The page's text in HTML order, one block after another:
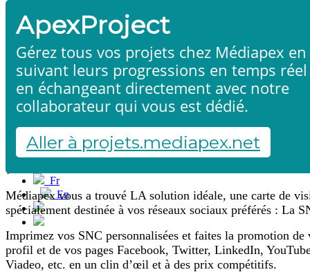
Accueil
Références
Contact
Fr
En
Français
Social Network Cards
Envie de communiquer sur votre présence sur les réseaux
?
Médiapex vous a trouvé LA solution idéale, une carte de
spécialement destinée à vos réseaux sociaux préférés : La
Imprimez vos SNC personnalisées et faites la promotion de
profil et de vos pages Facebook, Twitter, LinkedIn,
Viadeo, etc. en un clin d’œil et à des prix compétitifs.
ApexProject
Gérez tous vos projets chez Médiapex en
suivant leurs progressions en temps
en échangeant directement avec notre
collaborateur qui vous est dédié.
Aller à projets.mediapex.net